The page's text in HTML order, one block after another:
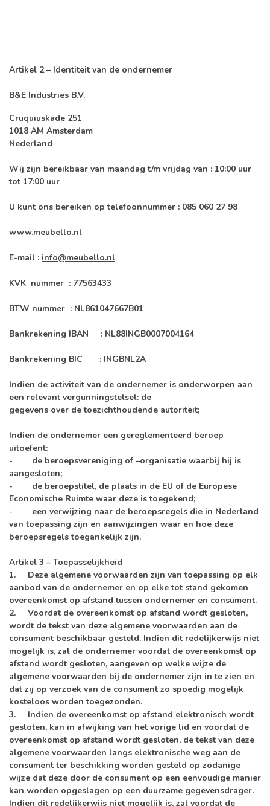
Artikel 2 – Identiteit van de ondernemer
B&E Industries B.V.
Cruquiuskade 251
1018 AM Amsterdam
Nederland
Wij zijn bereikbaar van maandag t/m vrijdag van : 10:00 uur
tot 17:00 uur
U kunt ons bereiken op telefoonnummer : 085 060 27 98
www.meubello.nl
E-mail : info@meubello.nl
KVK nummer : 77563433
BTW nummer : NL861047667B01
Bankrekening IBAN : NL88INGB0007004164
Bankrekening BIC : INGBNL2A
Indien de activiteit van de ondernemer is onderworpen aan
een relevant vergunningstelsel: de
gegevens over de toezichthoudende autoriteit;
Indien de ondernemer een gereglementeerd beroep
uitoefent:
- de beroepsvereniging of –organisatie waarbij hij is
aangesloten;
- de beroepstitel, de plaats in de EU of de Europese
Economische Ruimte waar deze is toegekend;
- een verwijzing naar de beroepsregels die in Nederland
van toepassing zijn en aanwijzingen waar en hoe deze
beroepsregels toegankelijk zijn.
Artikel 3 – Toepasselijkheid
1. Deze algemene voorwaarden zijn van toepassing op elk
aanbod van de ondernemer en op elke tot stand gekomen
overeenkomst op afstand tussen ondernemer en consument.
2. Voordat de overeenkomst op afstand wordt gesloten,
wordt de tekst van deze algemene voorwaarden aan de
consument beschikbaar gesteld. Indien dit redelijkerwijs niet
mogelijk is, zal de ondernemer voordat de overeenkomst op
afstand wordt gesloten, aangeven op welke wijze de
algemene voorwaarden bij de ondernemer zijn in te zien en
dat zij op verzoek van de consument zo spoedig mogelijk
kosteloos worden toegezonden.
3. Indien de overeenkomst op afstand elektronisch wordt
gesloten, kan in afwijking van het vorige lid en voordat de
overeenkomst op afstand wordt gesloten, de tekst van deze
algemene voorwaarden langs elektronische weg aan de
consument ter beschikking worden gesteld op zodanige
wijze dat deze door de consument op een eenvoudige manier
kan worden opgeslagen op een duurzame gegevensdrager.
Indien dit redelijkerwijs niet mogelijk is, zal voordat de